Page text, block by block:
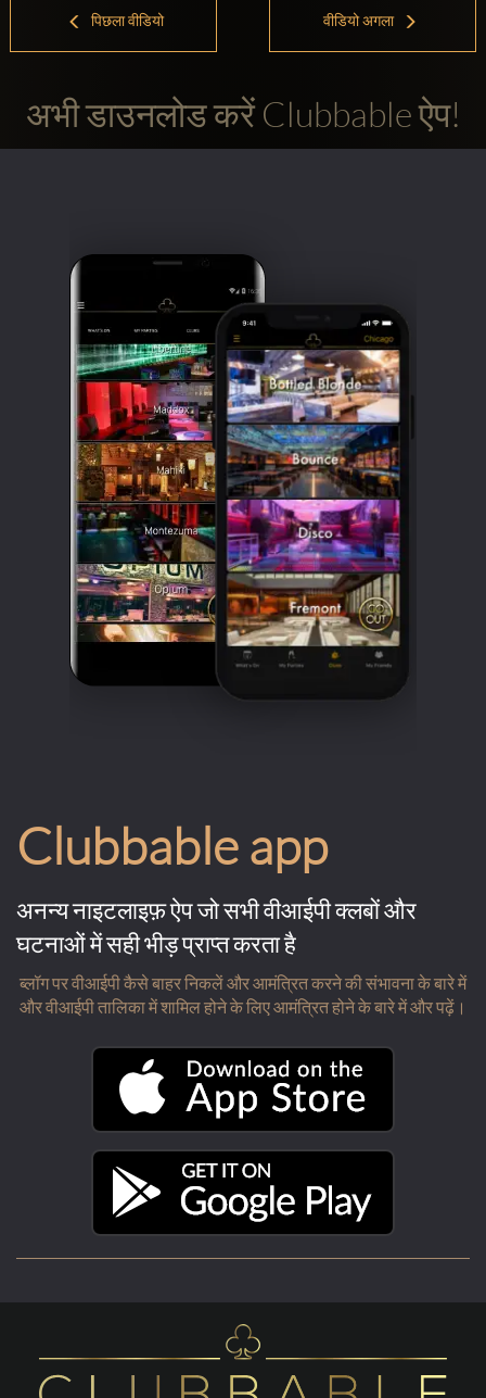
पिछला वीडियो वीडियो अगला
अभी डाउनलोड करें Clubbable ऐप!
Clubbable app
अनन्य नाइटलाइफ़ ऐप जो सभी वीआईपी क्लबों और
घटनाओं में सही भीड़ प्राप्त करता है
ब्लॉग पर वीआईपी कैसे बाहर निकलें और आमंत्रित करने की संभावना के बारे में
और वीआईपी तालिका में शामिल होने के लिए आमंत्रित होने के बारे में और पढ़ें।